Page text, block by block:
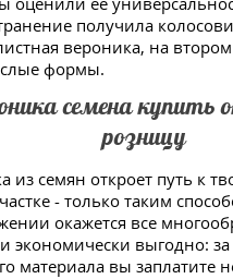
получила
вероника, на втором
формы.
семена купить
розницу
из семян откроет путь к
- только таким
окажется все
экономически выгодно: за
материала вы заплатите